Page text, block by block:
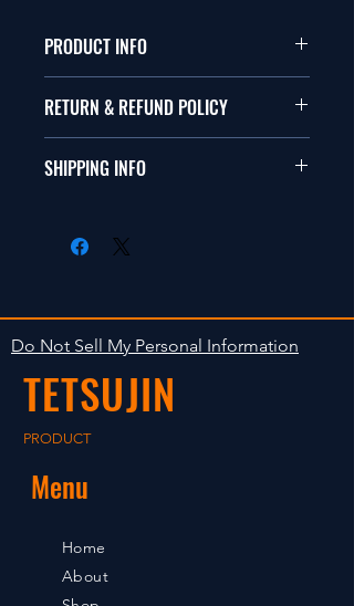
PRODUCT INFO
本品は1/10サイズのラジオコント
This items fit in with 1/10 sizes of
RETURN & REFUND POLICY
商品に明らかな欠陥がないかぎり
isn't accepted in goods.
SHIPPING INFO
します。海外への出荷は入金確認
The occasion with the stock is
shipped in 2-5 days. Shipment to
foreign countries will be shipment
after payment confirmation.
Do Not Sell My Personal Information
TETSUJIN
PRODUCT
Menu
Home
About